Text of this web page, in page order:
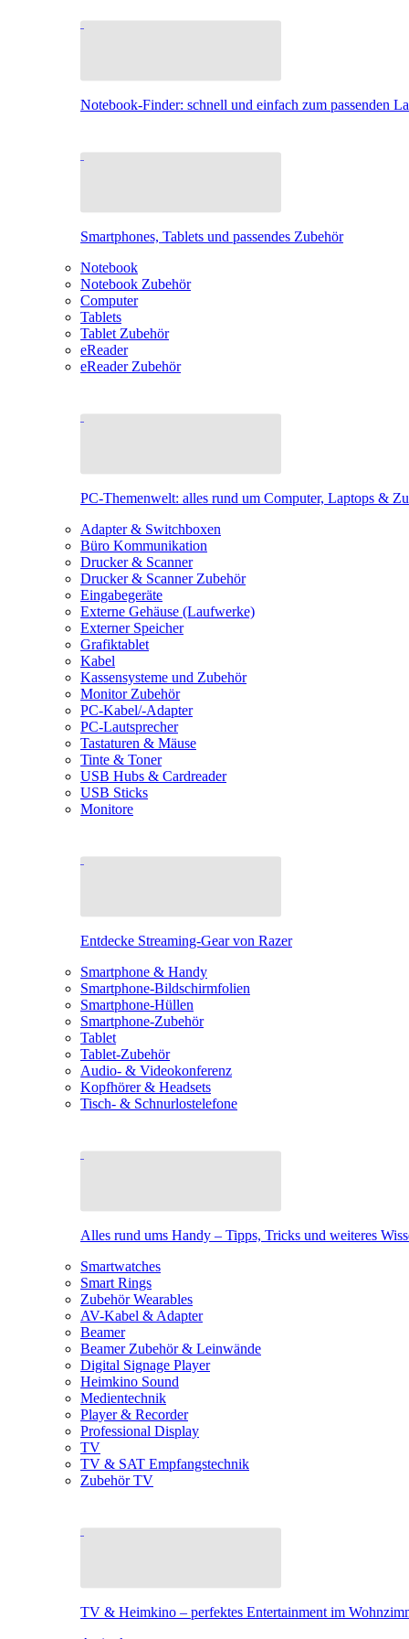
Notebook-Finder: schnell und einfach zum passenden
Smartphones, Tablets und passendes Zubehör
Notebook
Notebook Zubehör
Computer
Tablets
Tablet Zubehör
eReader
eReader Zubehör
PC-Themenwelt: alles rund um Computer, Laptops &
Adapter & Switchboxen
Büro Kommunikation
Drucker & Scanner
Drucker & Scanner Zubehör
Eingabegeräte
Externe Gehäuse (Laufwerke)
Externer Speicher
Grafiktablet
Kabel
Kassensysteme und Zubehör
Monitor Zubehör
PC-Kabel/-Adapter
PC-Lautsprecher
Tastaturen & Mäuse
Tinte & Toner
USB Hubs & Cardreader
USB Sticks
Monitore
Entdecke Streaming-Gear von Razer
Smartphone & Handy
Smartphone-Bildschirmfolien
Smartphone-Hüllen
Smartphone-Zubehör
Tablet
Tablet-Zubehör
Audio- & Videokonferenz
Kopfhörer & Headsets
Tisch- & Schnurlostelefone
Alles rund ums Handy – Tipps, Tricks und weiteres
Smartwatches
Smart Rings
Zubehör Wearables
AV-Kabel & Adapter
Beamer
Beamer Zubehör & Leinwände
Digital Signage Player
Heimkino Sound
Medientechnik
Player & Recorder
Professional Display
TV
TV & SAT Empfangstechnik
Zubehör TV
TV & Heimkino – perfektes Entertainment im